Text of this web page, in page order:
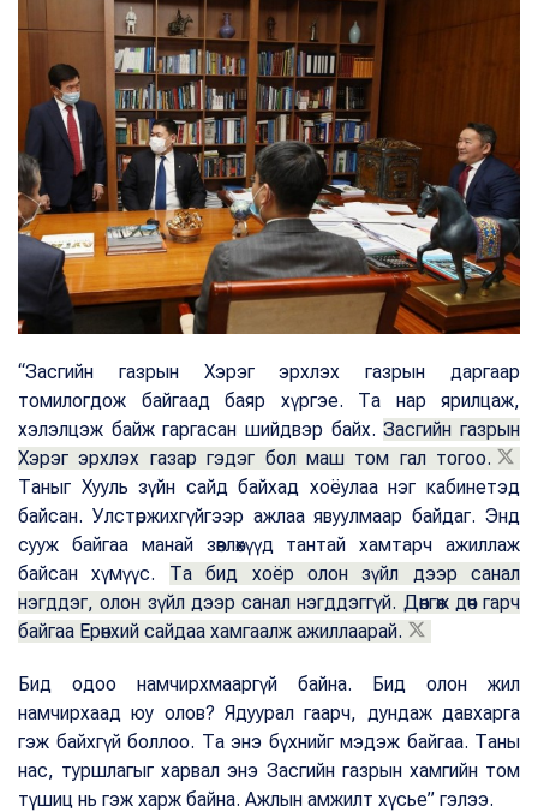
“Засгийн газрын Хэрэг эрхлэх газрын даргаар
томилогдож байгаад баяр хүргэе. Та нар ярилцаж,
хэлэлцэж байж гаргасан шийдвэр байх.Засгийн газрын
Хэрэг эрхлэх газар гэдэг бол маш том гал тогоо.
Таныг Хууль зүйн сайд байхад хоёулаа нэг кабинетэд
байсан. Улстөржихгүйгээр ажлаа явуулмаар байдаг. Энд
сууж байгаа манай зөвлөхүүд тантай хамтарч ажиллаж
байсан хүмүүс. Та бид хоёр олон зүйл дээр санал
нэгддэг, олон зүйл дээр санал нэгддэггүй. Дөнгөж дөч гарч
байгаа Ерөнхий сайдаа хамгаалж ажиллаарай.
Бид одоо намчирхмааргүй байна. Бид олон жил
намчирхаад юу олов? Ядуурал гаарч, дундаж давхарга
гэж байхгүй боллоо. Та энэ бүхнийг мэдэж байгаа. Таны
нас, туршлагыг харвал энэ Засгийн газрын хамгийн том
түшиц нь гэж харж байна. Ажлын амжилт хүсье” гэлээ.